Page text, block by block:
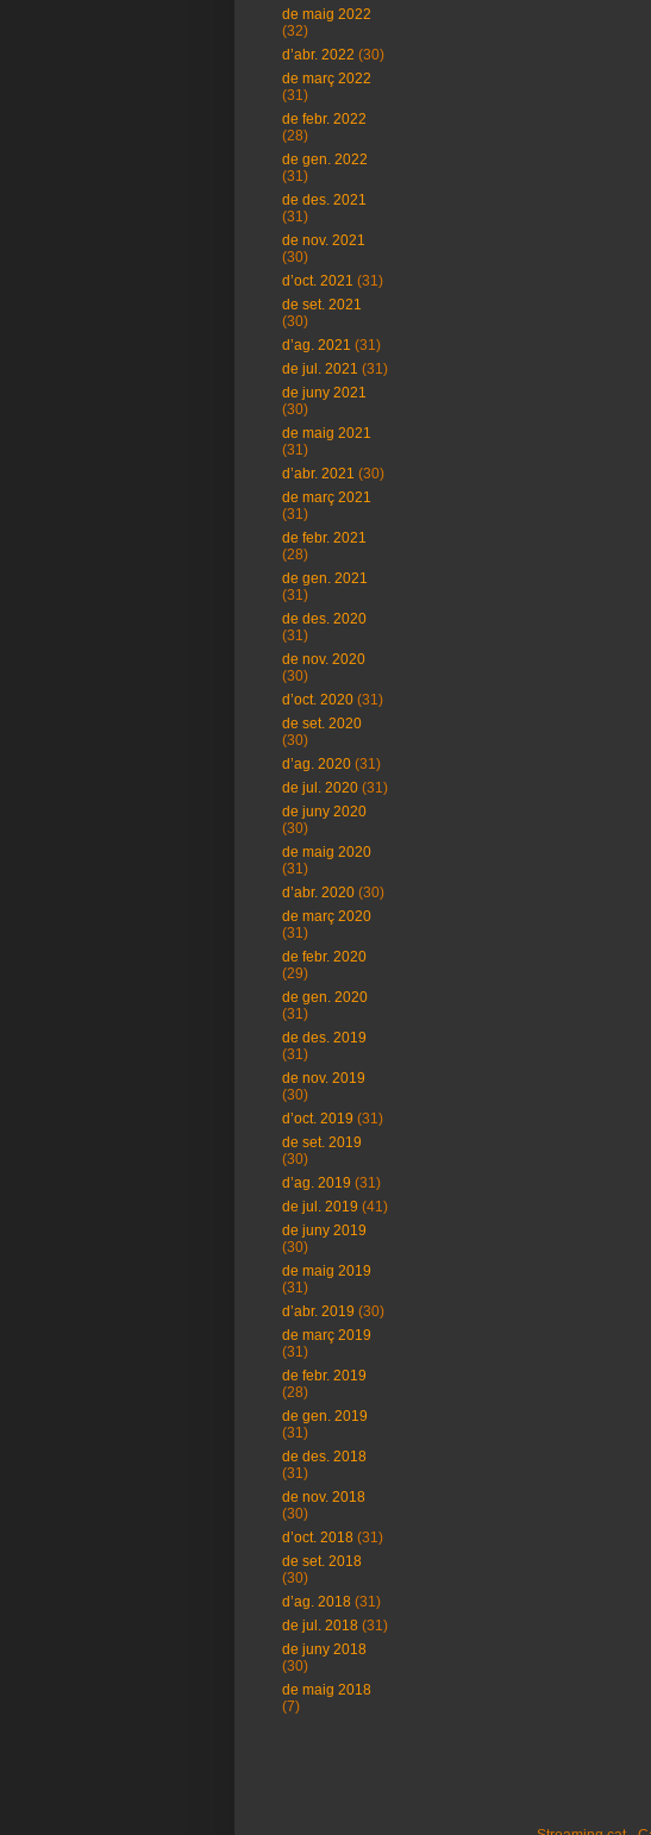
de maig 2022
(32)
d’abr. 2022 (30)
de març 2022
(31)
de febr. 2022
(28)
de gen. 2022
(31)
de des. 2021
(31)
de nov. 2021
(30)
d’oct. 2021 (31)
de set. 2021
(30)
d’ag. 2021 (31)
de jul. 2021 (31)
de juny 2021
(30)
de maig 2021
(31)
d’abr. 2021 (30)
de març 2021
(31)
de febr. 2021
(28)
de gen. 2021
(31)
de des. 2020
(31)
de nov. 2020
(30)
d’oct. 2020 (31)
de set. 2020
(30)
d’ag. 2020 (31)
de jul. 2020 (31)
de juny 2020
(30)
de maig 2020
(31)
d’abr. 2020 (30)
de març 2020
(31)
de febr. 2020
(29)
de gen. 2020
(31)
de des. 2019
(31)
de nov. 2019
(30)
d’oct. 2019 (31)
de set. 2019
(30)
d’ag. 2019 (31)
de jul. 2019 (41)
de juny 2019
(30)
de maig 2019
(31)
d’abr. 2019 (30)
de març 2019
(31)
de febr. 2019
(28)
de gen. 2019
(31)
de des. 2018
(31)
de nov. 2018
(30)
d’oct. 2018 (31)
de set. 2018
(30)
d’ag. 2018 (31)
de jul. 2018 (31)
de juny 2018
(30)
de maig 2018
(7)